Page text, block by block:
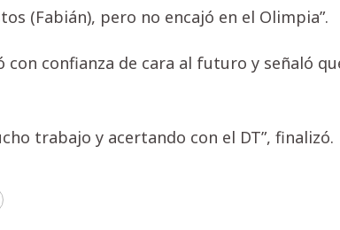
(Fabián), pero no encajó en el Olimpia”.
confianza de cara al futuro y señaló
trabajo y acertando con el DT”, finalizó.